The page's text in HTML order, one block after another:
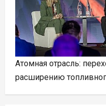
Атомная отрасль:
расширению